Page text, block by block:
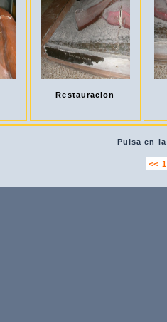
Restauracion
Pulsa en
<< 1